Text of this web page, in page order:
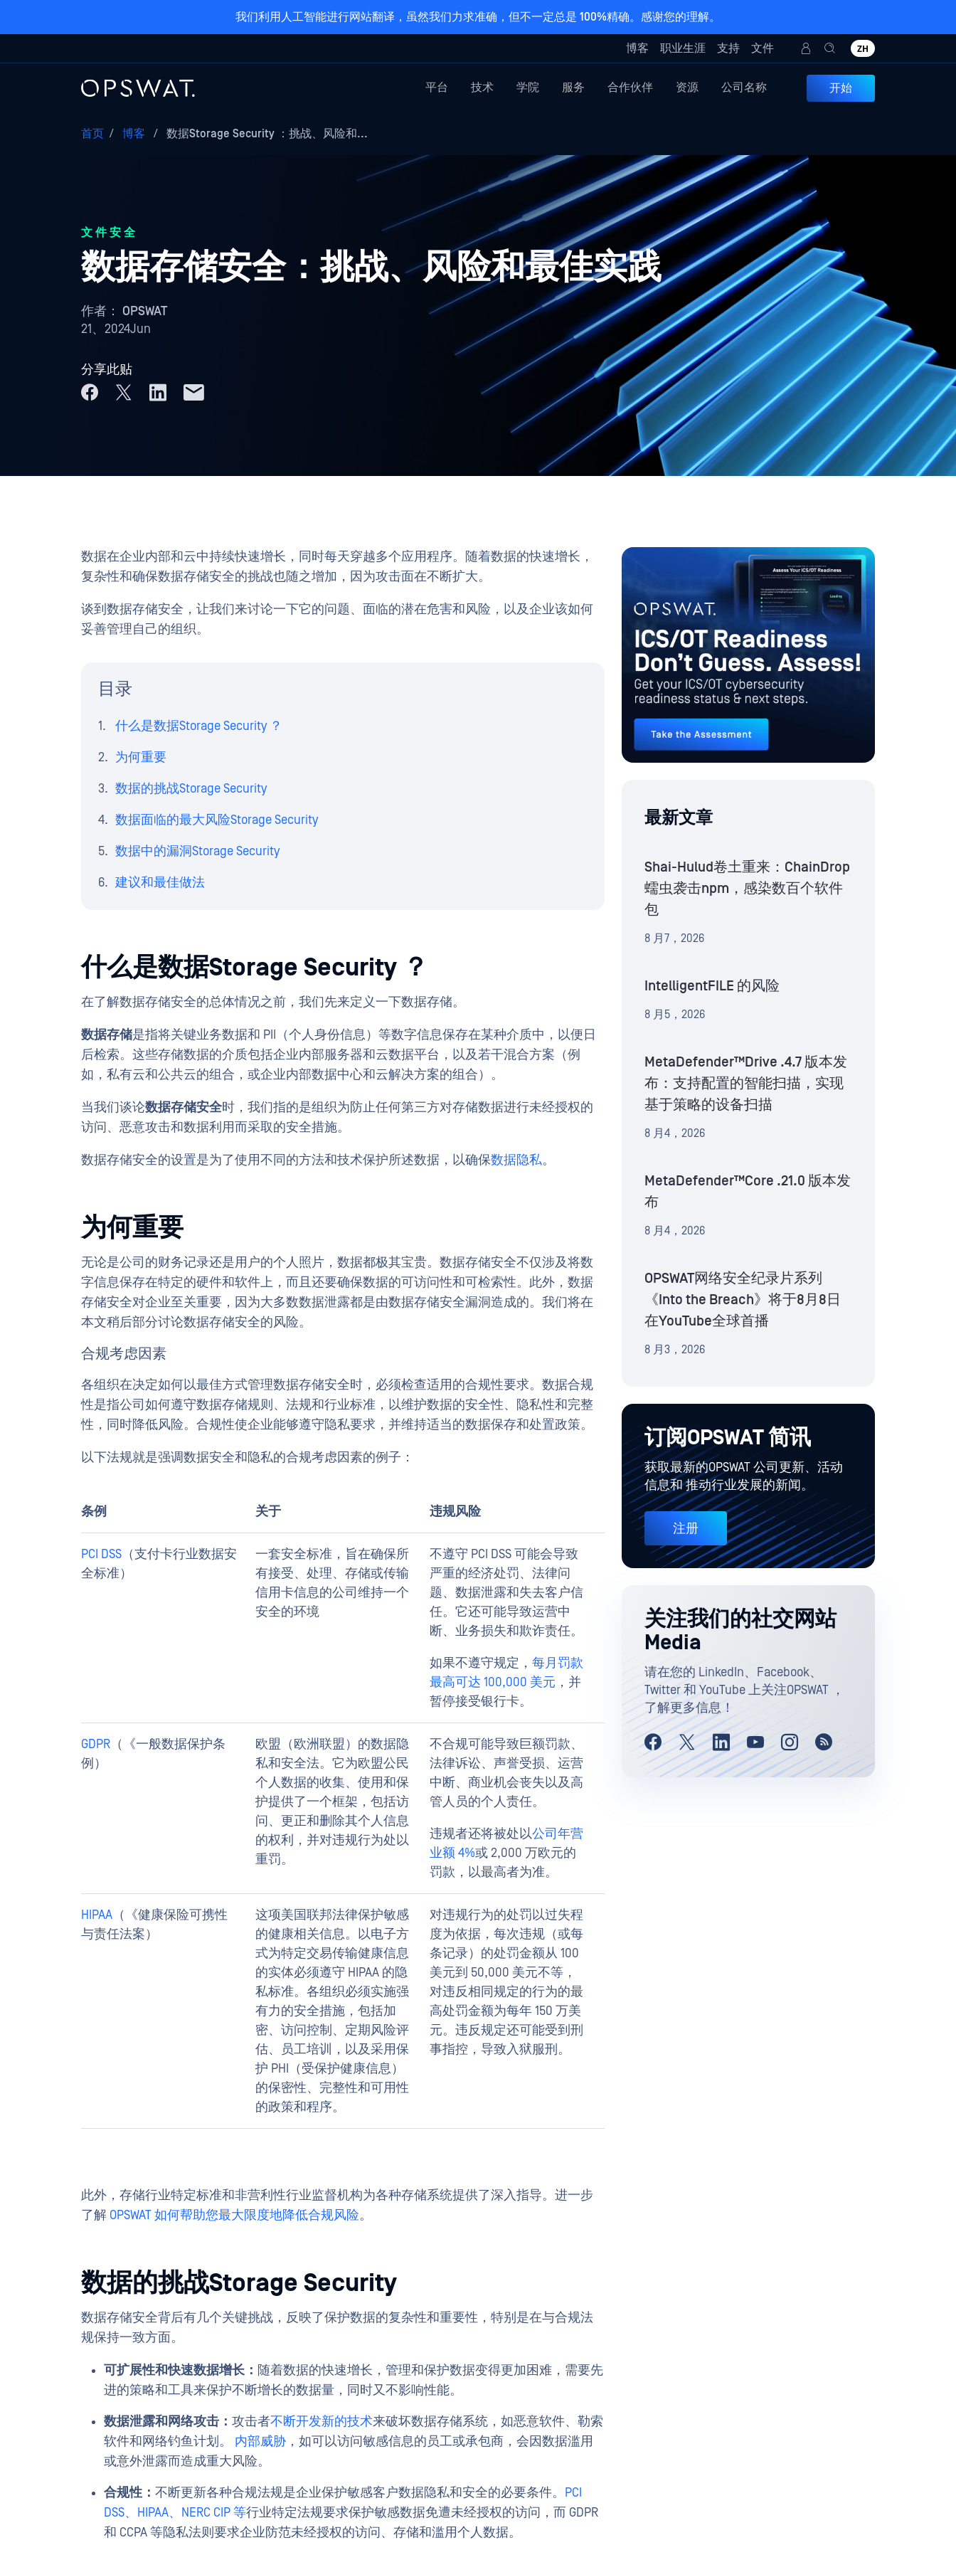
我们利用人工智能进行网站翻译，虽然我们力求准确，但不一定总是 100%精确。感谢您的理解。
博客 职业生涯 支持 文件 ZH
平台 技术 学院 服务 合作伙伴 资源 公司名称 开始
首页 / 博客 / 数据Storage Security ：挑战、风险和...
文件安全
数据存储安全：挑战、风险和最佳实践
作者： OPSWAT
21、2024Jun
分享此贴
数据在企业内部和云中持续快速增长，同时每天穿越多个应用程序。随着数据的快速增长，
复杂性和确保数据存储安全的挑战也随之增加，因为攻击面在不断扩大。
谈到数据存储安全，让我们来讨论一下它的问题、面临的潜在危害和风险，以及企业该如何
妥善管理自己的组织。
目录
什么是数据Storage Security ？
为何重要
数据的挑战Storage Security
数据面临的最大风险Storage Security
数据中的漏洞Storage Security
建议和最佳做法
什么是数据Storage Security ？
在了解数据存储安全的总体情况之前，我们先来定义一下数据存储。
数据存储是指将关键业务数据和 PII（个人身份信息）等数字信息保存在某种介质中，以便日
后检索。这些存储数据的介质包括企业内部服务器和云数据平台，以及若干混合方案（例
如，私有云和公共云的组合，或企业内部数据中心和云解决方案的组合）。
当我们谈论数据存储安全时，我们指的是组织为防止任何第三方对存储数据进行未经授权的
访问、恶意攻击和数据利用而采取的安全措施。
数据存储安全的设置是为了使用不同的方法和技术保护所述数据，以确保数据隐私。
为何重要
无论是公司的财务记录还是用户的个人照片，数据都极其宝贵。数据存储安全不仅涉及将数
字信息保存在特定的硬件和软件上，而且还要确保数据的可访问性和可检索性。此外，数据
存储安全对企业至关重要，因为大多数数据泄露都是由数据存储安全漏洞造成的。我们将在
本文稍后部分讨论数据存储安全的风险。
合规考虑因素
各组织在决定如何以最佳方式管理数据存储安全时，必须检查适用的合规性要求。数据合规
性是指公司如何遵守数据存储规则、法规和行业标准，以维护数据的安全性、隐私性和完整
性，同时降低风险。合规性使企业能够遵守隐私要求，并维持适当的数据保存和处置政策。
以下法规就是强调数据安全和隐私的合规考虑因素的例子：
条例 关于 违规风险
PCI DSS （支付卡行业数据安
全标准）
一套安全标准，旨在确保所
有接受、处理、存储或传输
信用卡信息的公司维持一个
安全的环境
不遵守 PCI DSS 可能会导致
严重的经济处罚、法律问
题、数据泄露和失去客户信
任。它还可能导致运营中
断、业务损失和欺诈责任。
如果不遵守规定， 每月罚款
最高可达 100,000 美元 ，并
暂停接受银行卡。
GDPR （《一般数据保护条
例）
欧盟（欧洲联盟）的数据隐
私和安全法。它为欧盟公民
个人数据的收集、使用和保
护提供了一个框架，包括访
问、更正和删除其个人信息
的权利，并对违规行为处以
重罚。
不合规可能导致巨额罚款、
法律诉讼、声誉受损、运营
中断、商业机会丧失以及高
管人员的个人责任。
违规者还将被处以公司年营
业额 4%或 2,000 万欧元的
罚款，以最高者为准。
HIPAA （《健康保险可携性
与责任法案）
这项美国联邦法律保护敏感
的健康相关信息。以电子方
式为特定交易传输健康信息
的实体必须遵守 HIPAA 的隐
私标准。各组织必须实施强
有力的安全措施，包括加
密、访问控制、定期风险评
估、员工培训，以及采用保
护 PHI（受保护健康信息）
的保密性、完整性和可用性
的政策和程序。
对违规行为的处罚以过失程
度为依据，每次违规（或每
条记录）的处罚金额从 100
美元到 50,000 美元不等，
对违反相同规定的行为的最
高处罚金额为每年 150 万美
元。违反规定还可能受到刑
事指控，导致入狱服刑。
此外，存储行业特定标准和非营利性行业监督机构为各种存储系统提供了深入指导。进一步
了解 OPSWAT 如何帮助您最大限度地降低合规风险。
数据的挑战Storage Security
数据存储安全背后有几个关键挑战，反映了保护数据的复杂性和重要性，特别是在与合规法
规保持一致方面。
可扩展性和快速数据增长： 随着数据的快速增长，管理和保护数据变得更加困难，需要先
进的策略和工具来保护不断增长的数据量，同时又不影响性能。
数据泄露和网络攻击： 攻击者不断开发新的技术来破坏数据存储系统，如恶意软件、勒索
软件和网络钓鱼计划。
内部威胁 ，如可以访问敏感信息的员工或承包商，会因数据滥用
或意外泄露而造成重大风险。
合规性： 不断更新各种合规法规是企业保护敏感客户数据隐私和安全的必要条件。 PCI
DSS、HIPAA、NERC CIP 等行业特定法规要求保护敏感数据免遭未经授权的访问，而 GDPR
和 CCPA 等隐私法则要求企业防范未经授权的访问、存储和滥用个人数据。
最新文章
Shai-Hulud卷土重来：ChainDrop
蠕虫袭击npm，感染数百个软件
包
8 月7，2026
IntelligentFILE 的风险
8 月5，2026
MetaDefender™Drive .4.7 版本发
布：支持配置的智能扫描，实现
基于策略的设备扫描
8 月4，2026
MetaDefender™Core .21.0 版本发
布
8 月4，2026
OPSWAT网络安全纪录片系列
《Into the Breach》将于8月8日
在YouTube全球首播
8 月3，2026
订阅OPSWAT 简讯
获取最新的OPSWAT 公司更新、活动
信息和 推动行业发展的新闻。
注册
关注我们的社交网站
Media
请在您的 LinkedIn、Facebook、
Twitter 和 YouTube 上关注OPSWAT ，
了解更多信息！